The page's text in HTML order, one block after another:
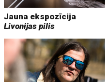
Jauna ekspozīcija
Livonijas pilis